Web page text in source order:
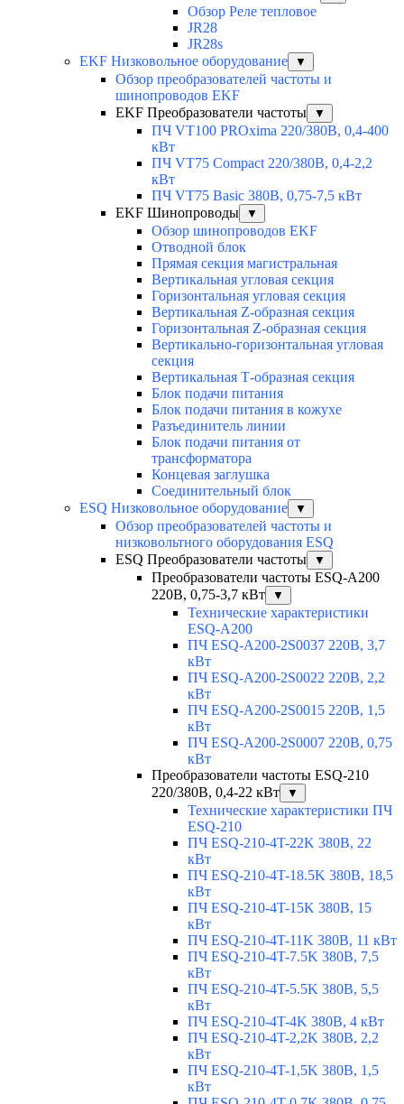
Обзор Реле тепловое
JR28
JR28s
EKF Низковольное оборудование
▼
Обзор преобразователей частоты и
шинопроводов EKF
EKF Преобразователи частоты
▼
ПЧ VT100 PROxima 220/380В, 0,4-400
кВт
ПЧ VT75 Compact 220/380В, 0,4-2,2
кВт
ПЧ VT75 Basic 380В, 0,75-7,5 кВт
EKF Шинопроводы
▼
Обзор шинопроводов EKF
Отводной блок
Прямая секция магистральная
Вертикальная угловая секция
Горизонтальная угловая секция
Вертикальная Z-образная секция
Горизонтальная Z-образная секция
Вертикально-горизонтальная угловая
секция
Вертикальная Т-образная секция
Блок подачи питания
Блок подачи питания в кожухе
Разъединитель линии
Блок подачи питания от
трансформатора
Концевая заглушка
Соединительный блок
ESQ Низковольное оборудование
▼
Обзор преобразователей частоты и
низковольтного оборудования ESQ
ESQ Преобразователи частоты
▼
Преобразователи частоты ESQ-A200
220В, 0,75-3,7 кВт
▼
Технические характеристики
ESQ-A200
ПЧ ESQ-A200-2S0037 220В, 3,7
кВт
ПЧ ESQ-A200-2S0022 220В, 2,2
кВт
ПЧ ESQ-A200-2S0015 220В, 1,5
кВт
ПЧ ESQ-A200-2S0007 220В, 0,75
кВт
Преобразователи частоты ESQ-210
220/380В, 0,4-22 кВт
▼
Технические характеристики ПЧ
ESQ-210
ПЧ ESQ-210-4T-22K 380В, 22
кВт
ПЧ ESQ-210-4T-18.5K 380В, 18,5
кВт
ПЧ ESQ-210-4T-15K 380В, 15
кВт
ПЧ ESQ-210-4T-11K 380В, 11 кВт
ПЧ ESQ-210-4T-7.5K 380В, 7,5
кВт
ПЧ ESQ-210-4T-5.5K 380В, 5,5
кВт
ПЧ ESQ-210-4T-4K 380В, 4 кВт
ПЧ ESQ-210-4T-2,2K 380В, 2,2
кВт
ПЧ ESQ-210-4T-1,5K 380В, 1,5
кВт